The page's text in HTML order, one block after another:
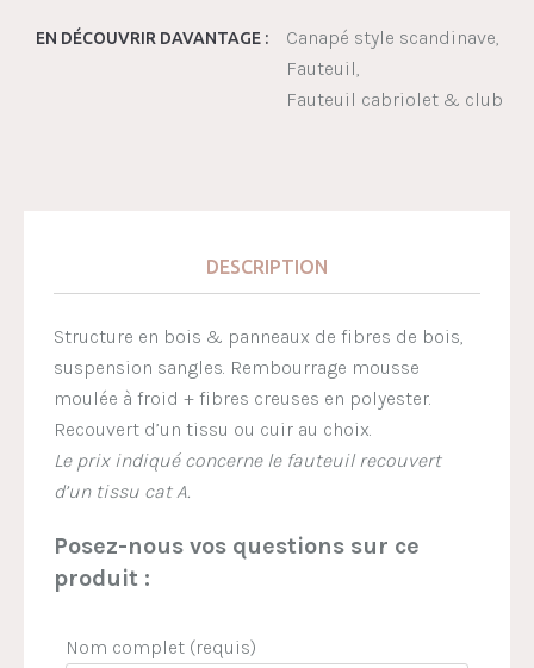
EN DÉCOUVRIR DAVANTAGE :
Canapé style scandinave
Fauteuil
Fauteuil cabriolet & club
DESCRIPTION
Structure en bois & panneaux de fibres de bois,
suspension sangles. Rembourrage mousse
moulée à froid + fibres creuses en polyester.
Recouvert d’un tissu ou cuir au choix.
Le prix indiqué concerne le fauteuil recouvert
d’un tissu cat A.
Posez-nous vos questions sur ce
produit :
Nom complet (requis)